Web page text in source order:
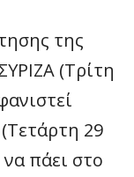
της
(Τρίτη
29
πάει στο